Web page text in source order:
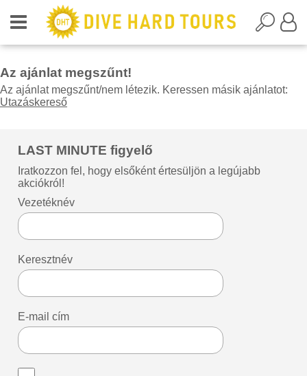
Az ajánlat megszűnt!
Az ajánlat megszűnt/nem létezik. Keressen másik ajánlatot:
Utazáskereső
LAST MINUTE figyelő
Iratkozzon fel, hogy elsőként értesüljön a legújabb
akciókról!
Vezetéknév
Keresztnév
E-mail cím